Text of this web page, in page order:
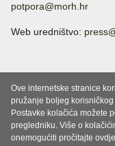
potpora@morh.hr
Web uredništvo:
Ove internetske stranice
pružanje boljeg
Postavke kolačića možete
pregledniku. Više o
onemogućiti pročitajte